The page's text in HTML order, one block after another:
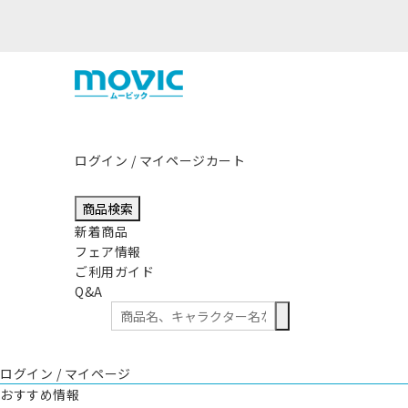
ログイン / マイページカート
商品検索
新着商品
フェア情報
ご利用ガイド
Q&A
ログイン / マイページ
おすすめ情報